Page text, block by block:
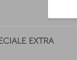
EXTRA